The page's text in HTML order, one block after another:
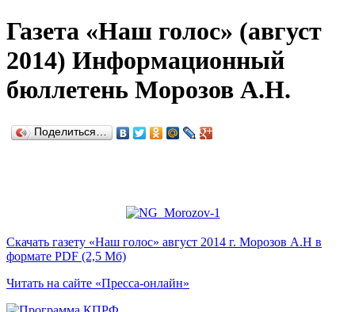
Газета «Наш голос» (август
2014) Информационный
бюллетень Морозов А.Н.
Поделиться…
Скачать газету «Наш голос» август 2014 г. Морозов А.Н в
формате PDF (2,5 Mб)
Читать на сайте «Пресса-онлайн»